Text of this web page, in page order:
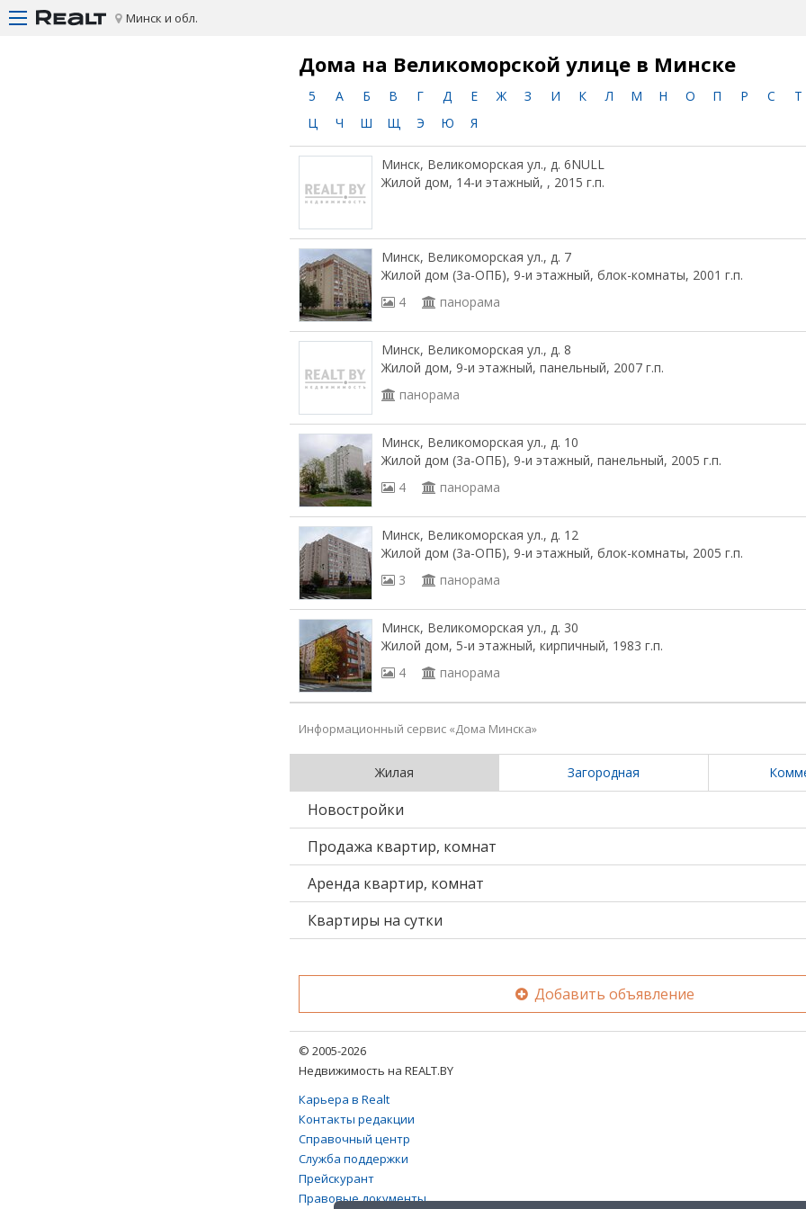
Минск и обл.
Дома на Великоморской улице в Минске
5 А Б В Г Д Е Ж З И К Л М Н О П Р С Т
Ц
Ч Ш Щ Э Ю Я
Минск, Великоморская ул., д. 6NULL
Жилой дом, 14-и этажный, , 2015 г.п.
Минск, Великоморская ул., д. 7
Жилой дом (3а-ОПБ), 9-и этажный, блок-комнаты, 2001 г.п.
4
панорама
Минск, Великоморская ул., д. 8
Жилой дом, 9-и этажный, панельный, 2007 г.п.
панорама
Минск, Великоморская ул., д. 10
Жилой дом (3а-ОПБ), 9-и этажный, панельный, 2005 г.п.
4
панорама
Минск, Великоморская ул., д. 12
Жилой дом (3а-ОПБ), 9-и этажный, блок-комнаты, 2005 г.п.
3
панорама
Минск, Великоморская ул., д. 30
Жилой дом, 5-и этажный, кирпичный, 1983 г.п.
4
панорама
Информационный сервис «Дома Минска»
Жилая Загородная
Новостройки
Продажа квартир, комнат
Аренда квартир, комнат
Квартиры на сутки
Добавить объявление
© 2005-2026
Недвижимость на REALT.BY
Карьера в Realt
Контакты редакции
Справочный центр
Служба поддержки
Прейскурант
Правовые документы